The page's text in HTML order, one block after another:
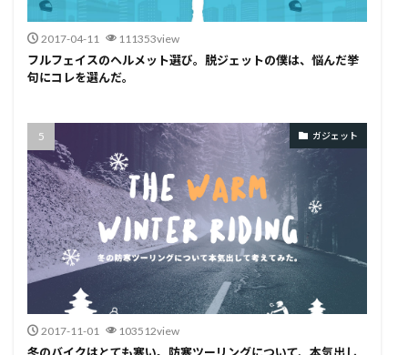
2017-04-11 111353view
フルフェイスのヘルメット選び。脱ジェットの僕は、悩んだ挙
句にコレを選んだ。
ガジェット
2017-11-01 103512view